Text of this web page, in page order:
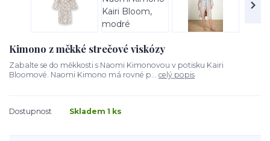
Kimono z měkké strečové viskózy
Zabalte se do měkkosti s Naomi Kimonovou v potisku Kairi
Bloomové. Naomi Kimono má rovné p... celý popis
Dostupnost Skladem 1 ks